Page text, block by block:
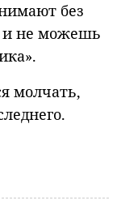
без
и не можешь
молчать,